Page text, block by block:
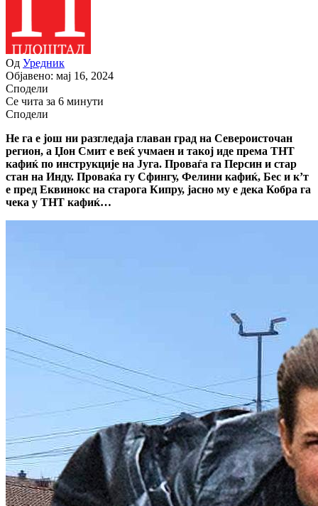
Од Уредник
Објавено: мај 16, 2024
Сподели
Се чита за 6 минути
Сподели
Не га е још ни разгледаја главан град на Североисточан
регион, а Џон Смит е веќ учмаен и такој иде према ТНТ
кафиќ по инструкције на Југа. Проваѓа га Персин и стар
стан на Инду. Проваќа гу Сфингу, Фелини кафиќ, Бес и к’т
е пред Еквинокс на старога Кипру, јасно му е дека Кобра га
чека у ТНТ кафиќ…